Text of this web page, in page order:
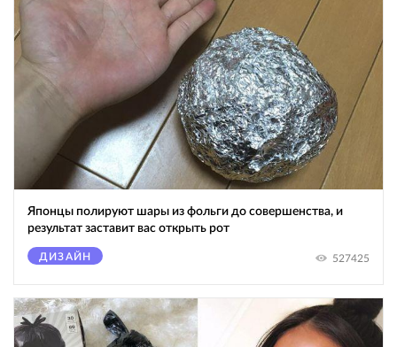
Японцы полируют шары из фольги до совершенства, и
результат заставит вас открыть рот
ДИЗАЙН 527425